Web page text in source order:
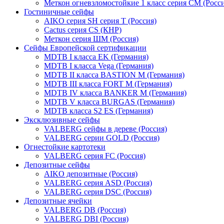
Меткон огневзломостойкие 1 класс серия СМ
Гостиничные сейфы
AIKO серия SH серия Т (Россия)
Cactus серия CS (КНР)
Меткон серия ШМ (Россия)
Сейфы Европейской сертификации
MDTB I класса EK (Германия)
MDTB I класса Vega (Германия)
MDTB II класса BASTION M (Германия)
MDTB III класса FORT M (Германия)
MDTB IV класса BANKER M (Германия)
MDTB V класса BURGAS (Германия)
MDTB класса S2 ES (Германия)
Эксклюзивные сейфы
VALBERG сейфы в дереве (Россия)
VALBERG серии GOLD (Россия)
Огнестойкие картотеки
VALBERG серия FC (Россия)
Депозитные сейфы
AIKO депозитные (Россия)
VALBERG серия ASD (Россия)
VALBERG серия DSC (Россия)
Депозитные ячейки
VALBERG DB (Россия)
VALBERG DBI (Россия)